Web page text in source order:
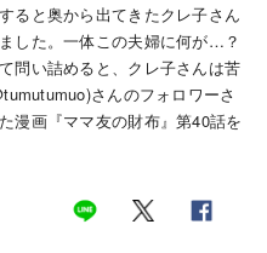
ると奥から出てきたクレ子さん
した。一体この夫婦に何が…？
問い詰めると、クレ子さんは苦
さんのフォロワーさ
漫画『ママ友の財布』第40話を